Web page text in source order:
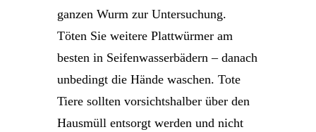
ganzen Wurm zur Untersuchung.
Töten Sie weitere Plattwürmer am
besten in Seifenwasserbädern – danach
unbedingt die Hände waschen. Tote
Tiere sollten vorsichtshalber über den
Hausmüll entsorgt werden und nicht